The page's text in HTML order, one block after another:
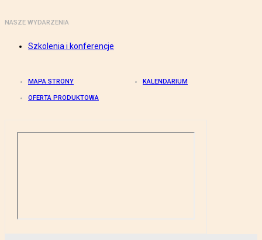
NASZE WYDARZENIA
Szkolenia i konferencje
MAPA STRONY KALENDARIUM
OFERTA PRODUKTOWA